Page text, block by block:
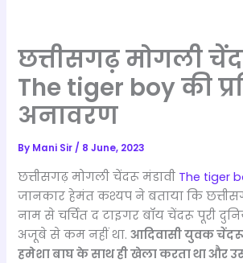
छत्तीसगढ़ मोगली
The tiger boy की
अनावरण
By Mani Sir/ 8 June, 2023
छत्तीसगढ़ मोगली चेंदरू मंडावी The tiger
जानकार हेमंत कश्यप ने बताया कि
नाम से चर्चित द टाइगर बॉय चेंदरू पूरी
अजूबे से कम नहीं था.आदिवासी युवक
हमेशा बाघ के साथ ही खेला करता था और